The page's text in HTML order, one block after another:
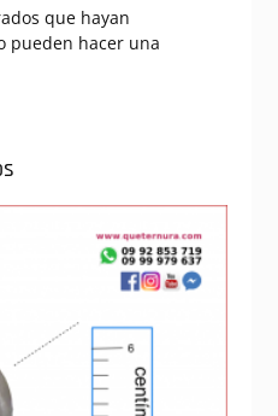
que hayan
pueden hacer una